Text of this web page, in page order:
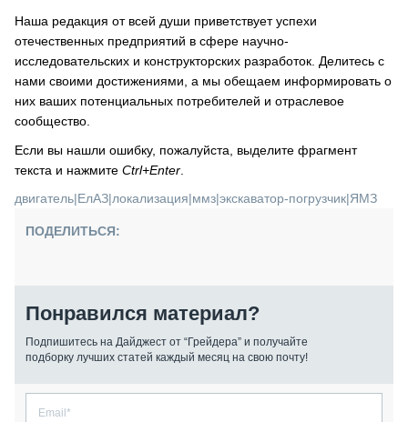
Наша редакция от всей души приветствует успехи
отечественных предприятий в сфере научно-
исследовательских и конструкторских разработок. Делитесь с
нами своими достижениями, а мы обещаем информировать о
них ваших потенциальных потребителей и отраслевое
сообщество.
Если вы нашли ошибку, пожалуйста, выделите фрагмент
текста и нажмите Ctrl+Enter
двигатель|ЕлАЗ|локализация|ммз|экскаватор-погрузчик|ЯМЗ
ПОДЕЛИТЬСЯ:
Понравился материал?
Подпишитесь на Дайджест от “Грейдера” и получайте
подборку лучших статей каждый месяц на свою почту!